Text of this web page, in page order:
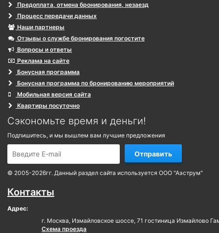
Предоплата, отмена бронирования, незаезд
Процесс передачи данных
Наши партнеры
Отзывы о службе бронирования погостите
Вопросы и ответы
Реклама на сайте
Бонусная программа
Бонусная программа по бронированию мероприятий
Мобильная версия сайта
Квартиры посуточно
Сэкономьте время и деньги!
Подпишитесь, и мы вышлем вам лучшие предложения
Отправить
© 2005-2026гг. Данный раздел сайта используется ООО "Аэструм"
Контакты
Адрес:
г. Москва, Измайловское шоссе, 71 гостиница Измайлово
Схема проезда